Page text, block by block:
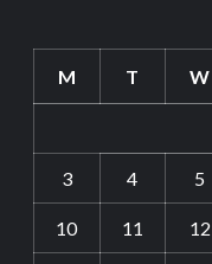
M T W
3 4 5
10 11 12